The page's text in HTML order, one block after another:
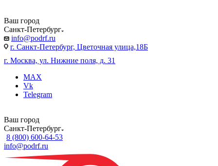
Ваш город
Санкт-Петербург
info@podrf.ru
г. Санкт-Петербург, Цветочная улица,18Б
г. Москва, ул. Нижние поля, д. 31
MAX
Vk
Telegram
Ваш город
Санкт-Петербург
8 (800) 600-64-53
info@podrf.ru